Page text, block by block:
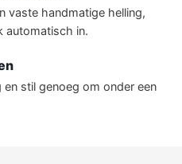
vaste handmatige helling,
automatisch in.
stil genoeg om onder een